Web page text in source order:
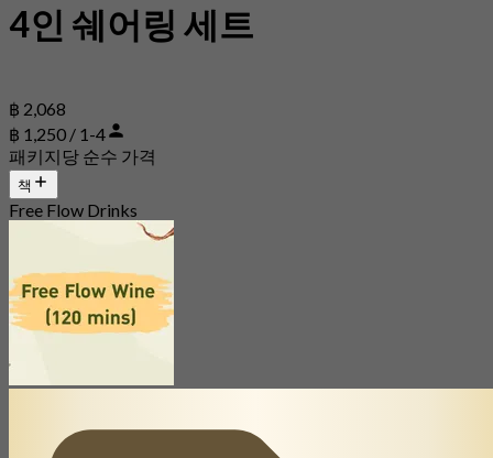
4인 쉐어링 세트
฿ 2,068
฿ 1,250 / 1-4
패키지당 순수 가격
책
Free Flow Drinks